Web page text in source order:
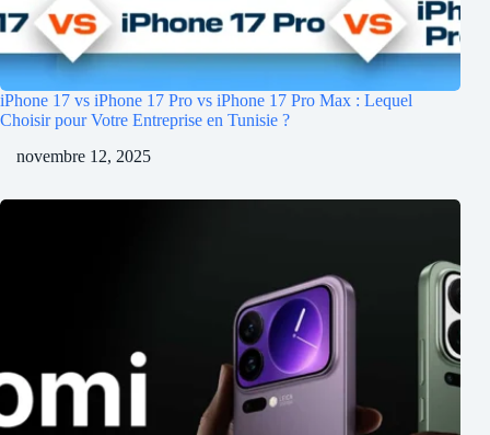
iPhone 17 vs iPhone 17 Pro vs iPhone 17 Pro Max : Lequel
Choisir pour Votre Entreprise en Tunisie ?
novembre 12, 2025